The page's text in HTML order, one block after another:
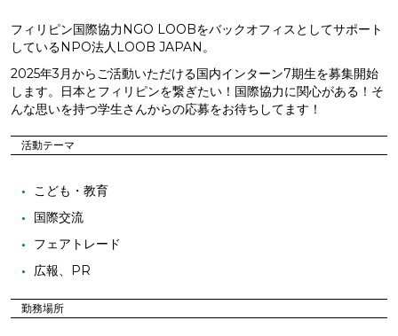
フィリピン国際協力NGO LOOBをバックオフィスとしてサポート
しているNPO法人LOOB JAPAN。
2025年3月からご活動いただける国内インターン7期生を募集開始
します。日本とフィリピンを繋ぎたい！国際協力に関心がある！そ
んな思いを持つ学生さんからの応募をお待ちしてます！
活動テーマ
こども・教育
国際交流
フェアトレード
広報、PR
勤務場所